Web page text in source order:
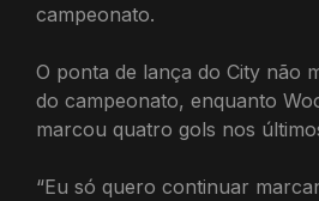
campeonato.
O ponta de lança do City não
do campeonato, enquanto
marcou quatro gols nos
“Eu só quero continuar